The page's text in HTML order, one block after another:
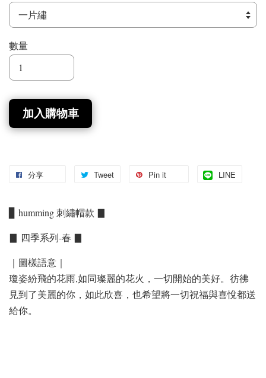
數量
加入購物車
分享 Tweet Pin it LINE
▊ humming 刺繡帽款 ▊
▊ 四季系列-春 ▊
｜圖樣語意｜
瓊姿紛飛的花雨,如同璨麗的花火，一切開始的美好。彷彿
見到了美麗的你，如此欣喜，也希望將一切祝福與喜悅都送
給你。